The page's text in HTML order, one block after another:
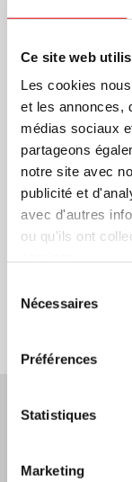
Ce site web
Les cookies
et les annonces,
médias sociaux
partageons
notre site avec
publicité et
avec d'autres
ou qu'ils ont
Nécessaires
Préférences
Statistiques
Marketing